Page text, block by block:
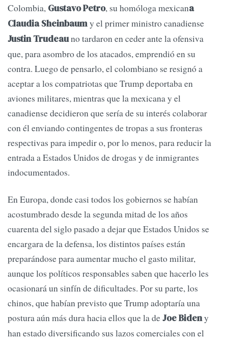
Colombia, Gustavo Petro, su homóloga mexicana
Claudia Sheinbaumy el primer ministro canadiense
Justin Trudeauno tardaron en ceder ante la ofensiva
que, para asombro de los atacados, emprendió en su
contra. Luego de pensarlo, el colombiano se resignó a
aceptar a los compatriotas que Trump deportaba en
aviones militares, mientras que la mexicana y el
canadiense decidieron que sería de su interés colaborar
con él enviando contingentes de tropas a sus fronteras
respectivas para impedir o, por lo menos, para reducir la
entrada a Estados Unidos de drogas y de inmigrantes
indocumentados.
En Europa, donde casi todos los gobiernos se habían
acostumbrado desde la segunda mitad de los años
cuarenta del siglo pasado a dejar que Estados Unidos se
encargara de la defensa, los distintos países están
preparándose para aumentar mucho el gasto militar,
aunque los políticos responsables saben que hacerlo les
ocasionará un sinfín de dificultades. Por su parte, los
chinos, que habían previsto que Trump adoptaría una
postura aún más dura hacia ellos que la deJoe Bideny
han estado diversificando sus lazos comerciales con el